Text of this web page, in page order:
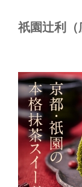
祇園辻利（